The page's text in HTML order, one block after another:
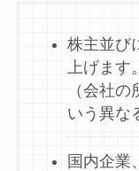
株主並び
上げます。
（会社
いう異な
国内企業、